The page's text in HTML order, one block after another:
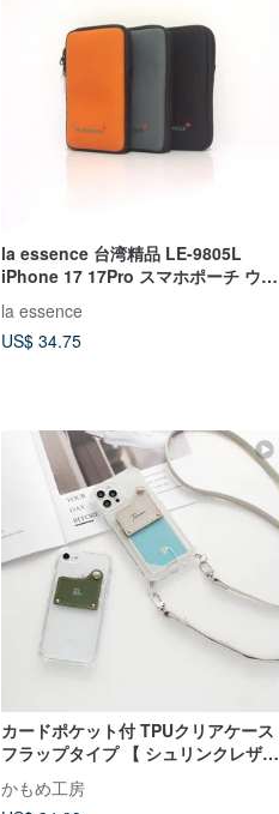
la essence 台湾精品 LE-9805L
iPhone 17 17Pro スマホポーチ ウェ
ットスーツ素材
la essence
US$ 34.75
カードポケット付 TPUクリアケース
フラップタイプ 【 シュリンクレザー
× TPU 】 名入れ スマホショルダー
FS17K
かもめ工房